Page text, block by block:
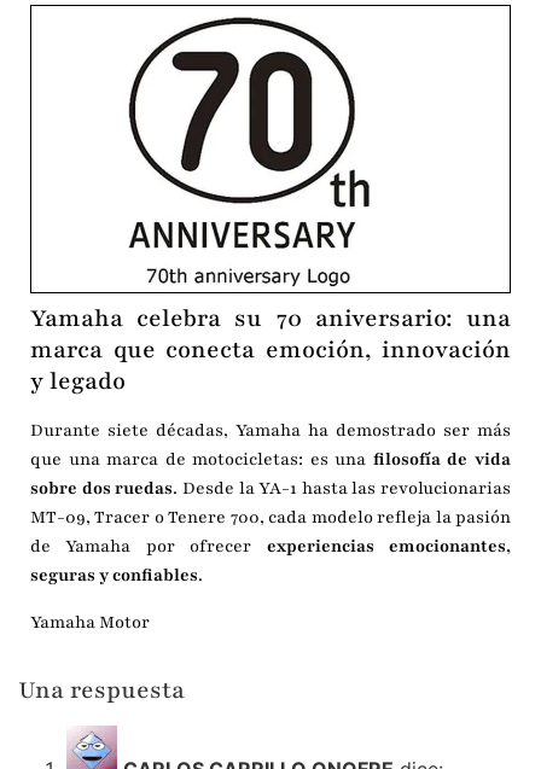
Yamaha celebra su 70 aniversario: una
marca que conecta emoción, innovación
y legado
Durante siete décadas, Yamaha ha demostrado ser más
que una marca de motocicletas: es una filosofía de vida
sobre dos ruedas. Desde la YA-1 hasta las revolucionarias
MT-09, Tracer o Tenere 700, cada modelo refleja la pasión
de Yamaha por ofrecer experiencias emocionantes,
seguras y confiables.
Yamaha Motor
Una respuesta